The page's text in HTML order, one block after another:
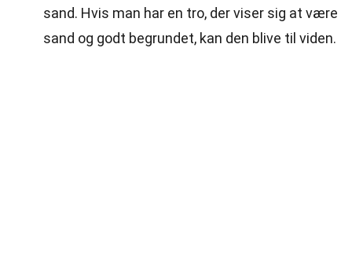
sand. Hvis man har en tro, der viser sig at være
sand og godt begrundet, kan den blive til viden.